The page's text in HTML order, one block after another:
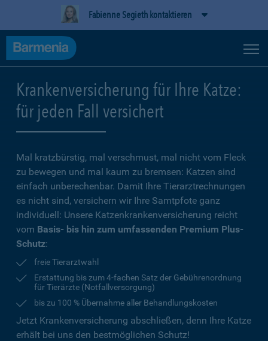
Fabienne Segieth kontaktieren
Krankenversicherung für Ihre Katze:
für jeden Fall versichert
Mal kratzbürstig, mal verschmust, mal nicht vom Fleck
zu bewegen und mal kaum zu bremsen: Katzen sind
einfach unberechenbar. Damit Ihre Tierarztrechnungen
es nicht sind, versichern wir Ihre Samtpfote ganz
individuell: Unsere Katzenkrankenversicherung reicht
vom Basis- bis hin zum umfassenden Premium Plus-
Schutz:
freie Tierarztwahl
Erstattung bis zum 4-fachen Satz der Gebührenordnung
für Tierärzte (Notfallversorgung)
bis zu 100 % Übernahme aller Behandlungskosten
Jetzt Krankenversicherung abschließen, denn Ihre Katze
erhält bei uns den bestmöglichen Schutz!